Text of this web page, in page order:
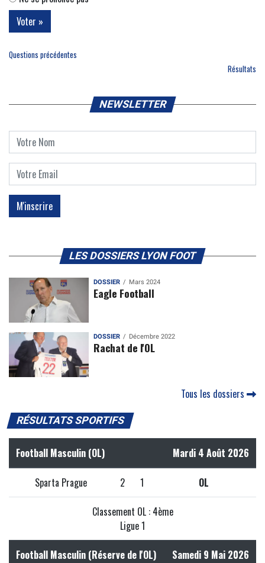
Questions précédentes
Résultats
NEWSLETTER
LES DOSSIERS LYON FOOT
DOSSIER Mars 2024
Eagle Football
DOSSIER Décembre 2022
Rachat de l'OL
Tous les dossiers
RÉSULTATS SPORTIFS
Football Masculin (OL) Mardi 4 Août 2026
Sparta Prague 2 1 OL
Classement OL : 4ème
Ligue 1
Football Masculin (Réserve de l'OL) Samedi 9 Mai 2026